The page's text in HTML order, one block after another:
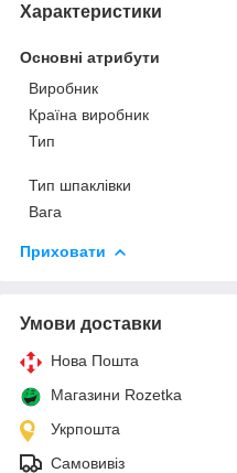
Характеристики
Основні атрибути
Виробник
Країна виробник
Тип
Тип шпаклівки
Вага
Приховати
Умови доставки
Нова Пошта
Магазини Rozetka
Укрпошта
Самовивіз